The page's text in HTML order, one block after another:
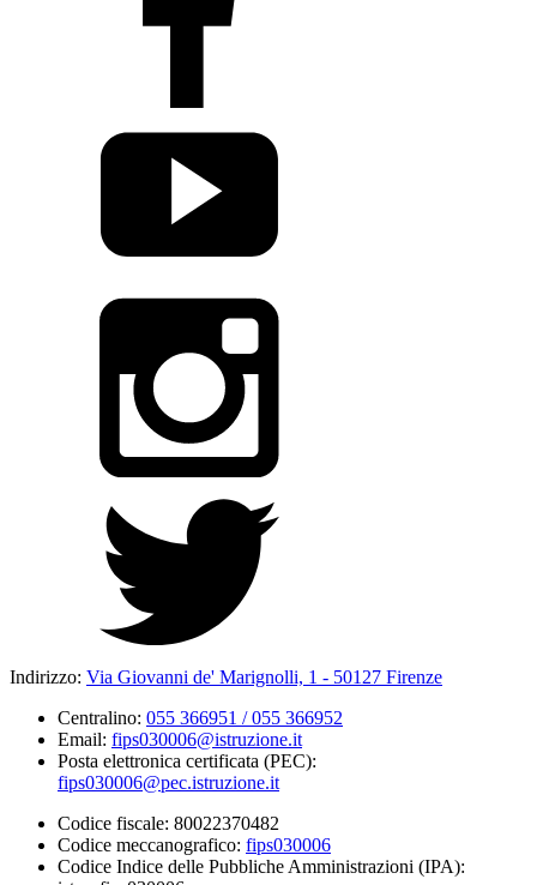
Indirizzo: Via Giovanni de' Marignolli, 1 - 50127 Firenze
Centralino: 055 366951 / 055 366952
Email: fips030006@istruzione.it
Posta elettronica certificata (PEC):
fips030006@pec.istruzione.it
Codice fiscale: 80022370482
Codice meccanografico: fips030006
Codice Indice delle Pubbliche Amministrazioni (IPA):